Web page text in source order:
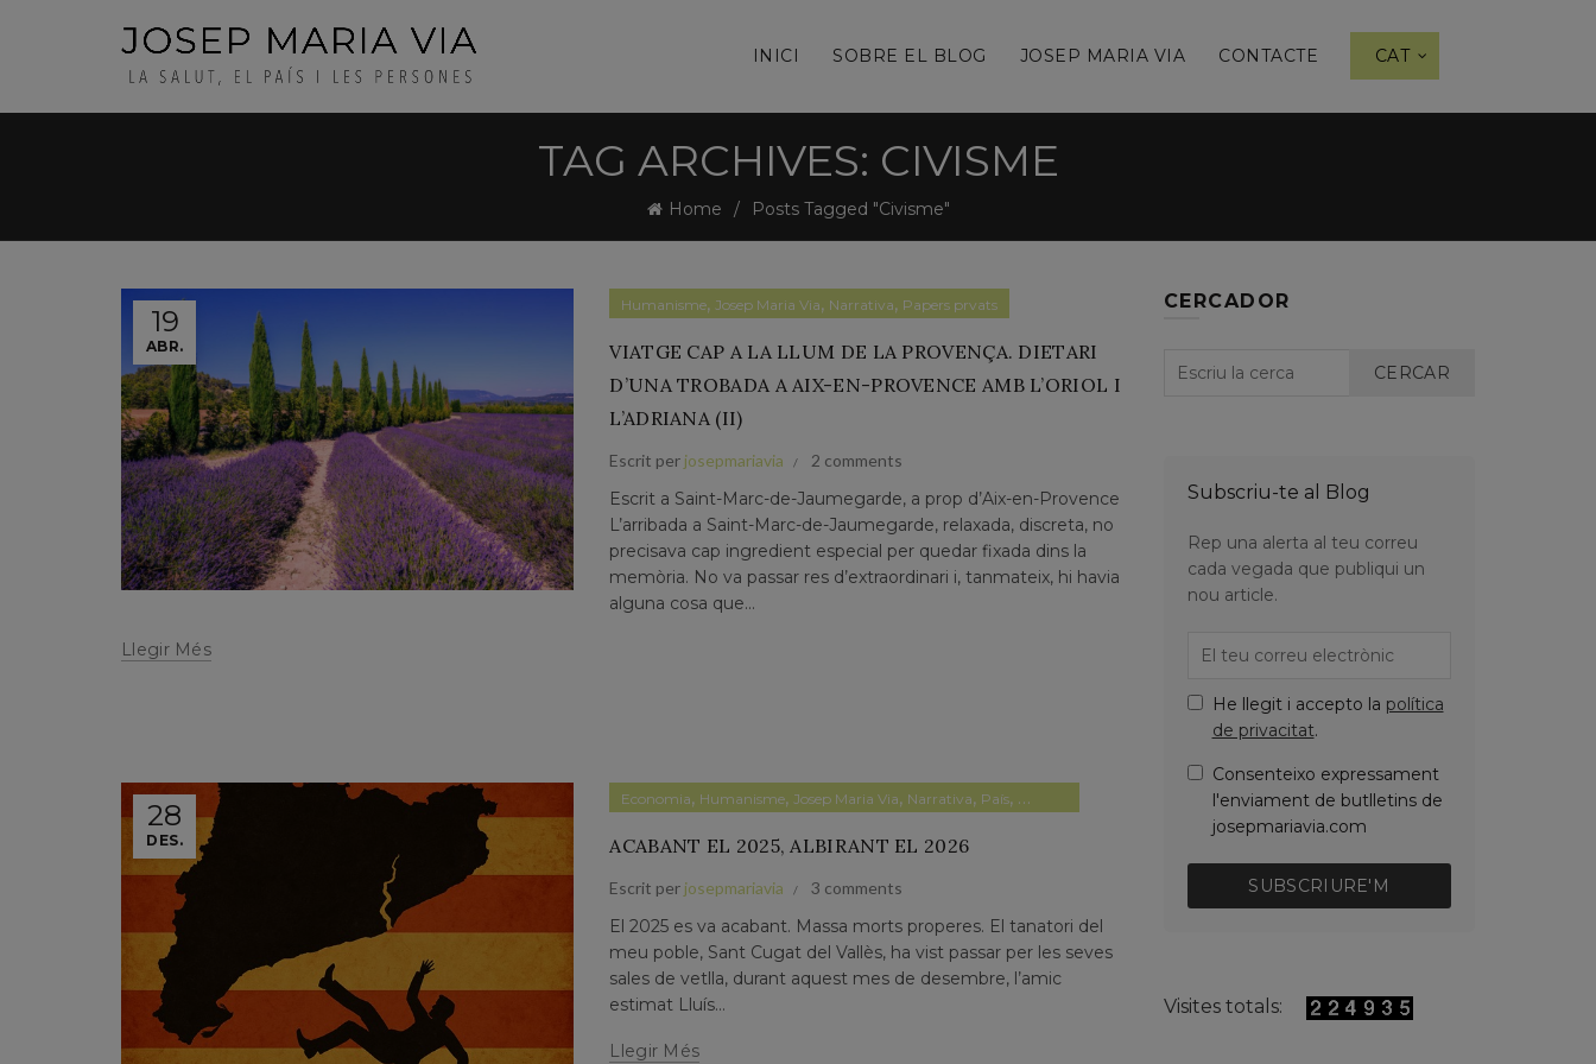
INICI SOBRE EL BLOG JOSEP MARIA VIA CONTACTE CAT
TAG ARCHIVES: CIVISME
Home Posts Tagged "Civisme"
19
ABR.
Humanisme,Josep Maria Via, Narrativa, Papers prvats
VIATGE CAP A LA LLUM DE LA PROVENÇA. DIETARI
D’UNA TROBADA A AIX-EN-PROVENCE AMB L’ORIOL I
L’ADRIANA (II)
Escrit per josepmariavia 2 comments
Escrit a Saint-Marc-de-Jaumegarde, a prop d’Aix-en-Provence
L’arribada a Saint-Marc-de-Jaumegarde, relaxada, discreta, no
precisava cap ingredient especial per quedar fixada dins la
memòria. No va passar res d’extraordinari i, tanmateix, hi havia
alguna cosa que...
Llegir Més
28
DES.
Economia, Humanisme,Josep Maria Via, Narrativa, País, Papers privats Política
ACABANT EL 2025, ALBIRANT EL 2026
Escrit per josepmariavia 3 comments
El 2025 es va acabant. Massa morts properes. El tanatori del
meu poble, Sant Cugat del Vallès, ha vist passar per les seves
sales de vetlla, durant aquest mes de desembre, l’amic
estimat Lluís...
Llegir Més
CERCADOR
CERCAR
Subscriu-te al Blog
Rep una alerta al teu correu
cada vegada que publiqui un
nou article.
He llegit i accepto la política
de privacitat.
Consenteixo expressament
l'enviament de butlletins de
josepmariavia.com
SUBSCRIURE'M
Visites totals: